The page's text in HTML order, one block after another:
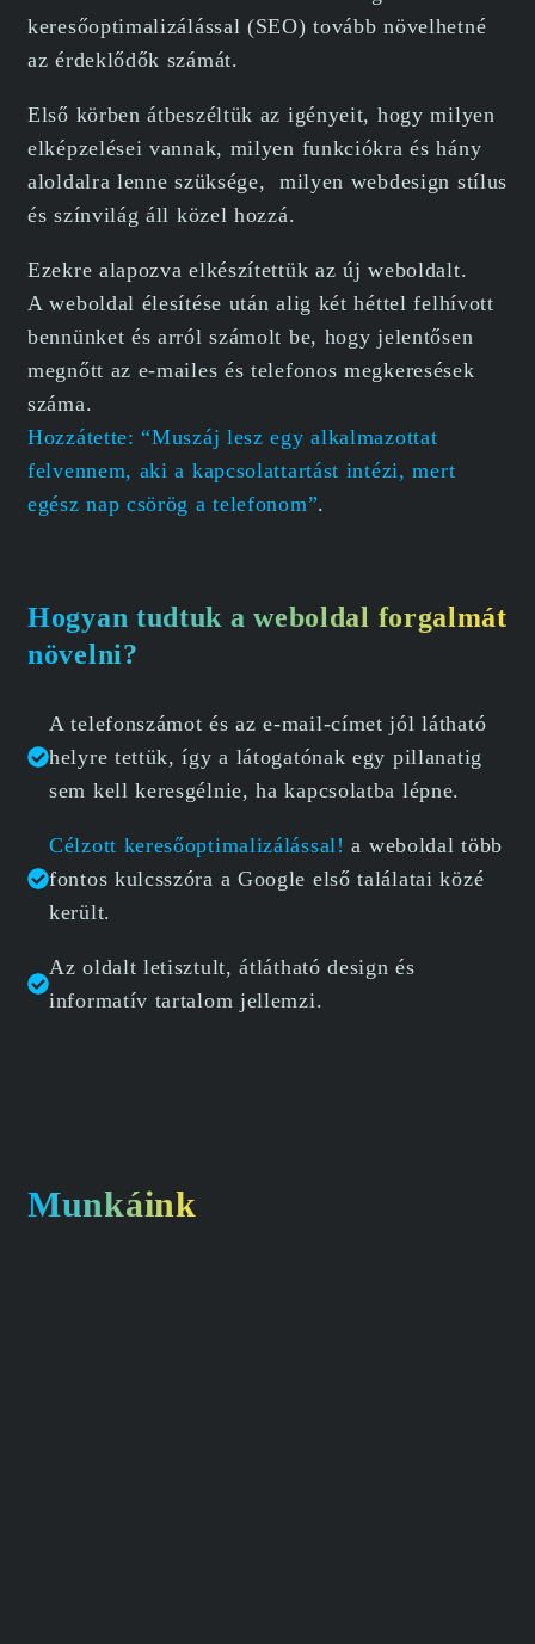
keresőoptimalizálással (SEO) tovább növelhetné
az érdeklődők számát.
Első körben átbeszéltük az igényeit, hogy milyen
elképzelései vannak, milyen funkciókra és hány
aloldalra lenne szüksége, milyen webdesign stílus
és színvilág áll közel hozzá.
Ezekre alapozva elkészítettük az új weboldalt.
A weboldal élesítése után alig két héttel felhívott
bennünket és arról számolt be, hogy jelentősen
megnőtt az e-mailes és telefonos megkeresések
száma.
Hozzátette: “Muszáj lesz egy alkalmazottat
felvennem, aki a kapcsolattartást intézi, mert
egész nap csörög a telefonom”.
Hogyan tudtuk a weboldal forgalmát
növelni?
A telefonszámot és az e-mail-címet jól látható
helyre tettük, így a látogatónak egy pillanatig
sem kell keresgélnie, ha kapcsolatba lépne.
Célzott keresőoptimalizálással! a weboldal több
fontos kulcsszóra a Google első találatai közé
került.
Az oldalt letisztult, átlátható design és
informatív tartalom jellemzi.
Munkáink